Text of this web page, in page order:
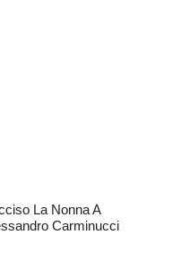
La Nonna A
Carminucci